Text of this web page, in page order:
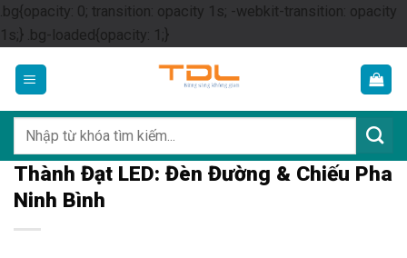
.bg{opacity: 0; transition: opacity 1s; -webkit-transition: opacity
1s;} .bg-loaded{opacity: 1;}Skip
content
kiếm:
Thành Đạt LED: Đèn Đường & Chiếu Pha
Ninh Bình